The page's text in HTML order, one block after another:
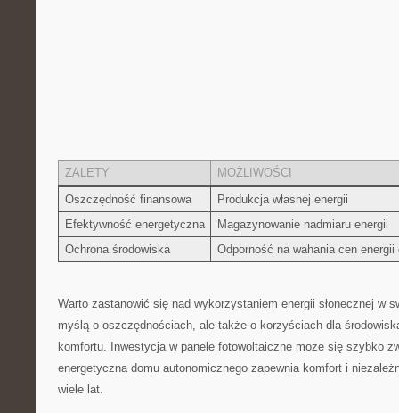
ZALETY
MOŻLIWOŚCI
Oszczędność ‍finansowa
Produkcja własnej ⁢energii
Efektywność energetyczna
Magazynowanie nadmiaru energii
Ochrona ⁤środowiska
Odporność ‍na wahania cen
Warto zastanowić się nad wykorzystaniem energii słonecznej​ w
myślą o ⁣oszczędnościach, ale także‍ o korzyściach dla
komfortu.⁢ Inwestycja ‌w panele⁣ fotowoltaiczne ⁣może się szybko
energetyczna domu autonomicznego zapewnia ⁣komfort⁤ i
⁢wiele lat.